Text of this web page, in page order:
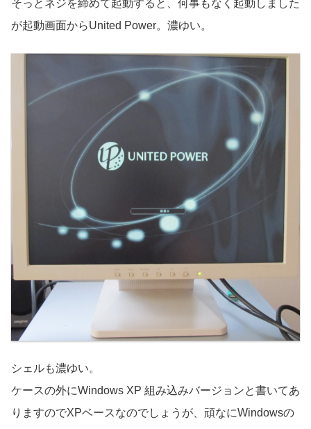
そっとネジを締めて起動すると、何事もなく起動しました
が起動画面からUnited Power。濃ゆい。
シェルも濃ゆい。
ケースの外にWindows XP 組み込みバージョンと書いてあ
りますのでXPベースなのでしょうが、頑なにWindowsの